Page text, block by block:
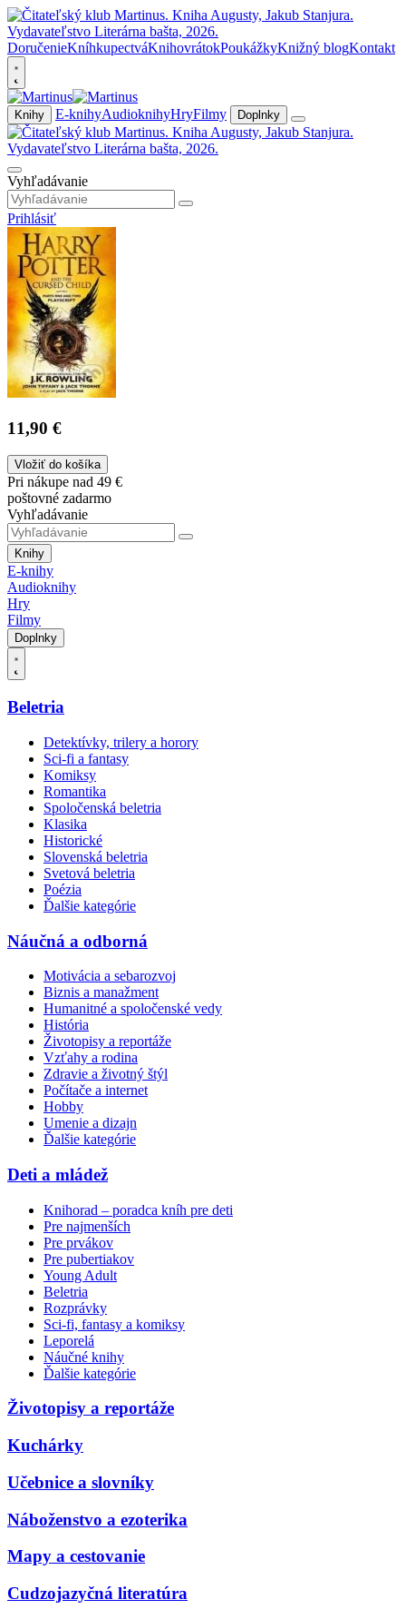
DoručenieKníhkupectváKnihovrátokPoukážkyKnižný blogKontakt
Knihy E-knihyAudioknihyHryFilmy Doplnky
Vyhľadávanie
Prihlásiť
11,90 €
Vložiť do košíka
Pri nákupe nad 49 €
poštovné zadarmo
Vyhľadávanie
Knihy
E-knihy
Audioknihy
Hry
Filmy
Doplnky
Beletria
Detektívky, trilery a horory
Sci-fi a fantasy
Komiksy
Romantika
Spoločenská beletria
Klasika
Historické
Slovenská beletria
Svetová beletria
Poézia
Ďalšie kategórie
Náučná a odborná
Motivácia a sebarozvoj
Biznis a manažment
Humanitné a spoločenské vedy
História
Životopisy a reportáže
Vzťahy a rodina
Zdravie a životný štýl
Počítače a internet
Hobby
Umenie a dizajn
Ďalšie kategórie
Deti a mládež
Knihorad – poradca kníh pre deti
Pre najmenších
Pre prvákov
Pre pubertiakov
Young Adult
Beletria
Rozprávky
Sci-fi, fantasy a komiksy
Leporelá
Náučné knihy
Ďalšie kategórie
Životopisy a reportáže
Kuchárky
Učebnice a slovníky
Náboženstvo a ezoterika
Mapy a cestovanie
Cudzojazyčná literatúra